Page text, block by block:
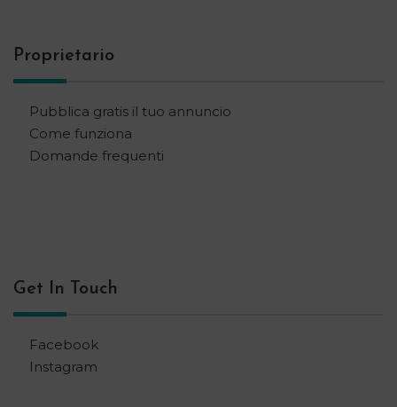
Proprietario
Pubblica gratis il tuo annuncio
Come funziona
Domande frequenti
Get In Touch
Facebook
Instagram